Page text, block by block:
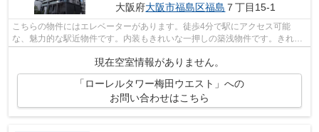
大阪府大阪市福島区福島 ７丁目15-1
こちらの物件にはエレベーターがあります。徒歩4分で駅にアクセス可能
な、魅力的な駅近物件です。内装もきれいな一押しの築浅物件です。きれい
現在空室情報がありません。
「ローレルタワー梅田ウエスト」への
お問い合わせはこちら